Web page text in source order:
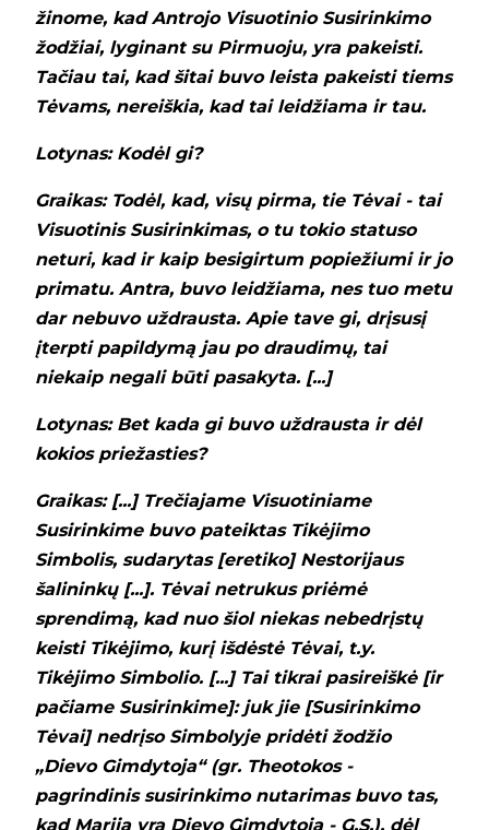
žinome, kad Antrojo Visuotinio Susirinkimo
žodžiai, lyginant su Pirmuoju, yra pakeisti.
Tačiau tai, kad šitai buvo leista pakeisti tiems
Tėvams, nereiškia, kad tai leidžiama ir tau.
Lotynas: Kodėl gi?
Graikas: Todėl, kad, visų pirma, tie Tėvai - tai
Visuotinis Susirinkimas, o tu tokio statuso
neturi, kad ir kaip besigirtum popiežiumi ir jo
primatu. Antra, buvo leidžiama, nes tuo metu
dar nebuvo uždrausta. Apie tave gi, drįsusį
įterpti papildymą jau po draudimų, tai
niekaip negali būti pasakyta. [...]
Lotynas: Bet kada gi buvo uždrausta ir dėl
kokios priežasties?
Graikas: [...] Trečiajame Visuotiniame
Susirinkime buvo pateiktas Tikėjimo
Simbolis, sudarytas [eretiko] Nestorijaus
šalininkų [...]. Tėvai netrukus priėmė
sprendimą, kad nuo šiol niekas nebedrįstų
keisti Tikėjimo, kurį išdėstė Tėvai, t.y.
Tikėjimo Simbolio. [...] Tai tikrai pasireiškė [ir
pačiame Susirinkime]: juk jie [Susirinkimo
Tėvai] nedrįso Simbolyje pridėti žodžio
„Dievo Gimdytoja“ (gr. Theotokos -
pagrindinis susirinkimo nutarimas buvo tas,
kad Marija yra Dievo Gimdytoja - G.S.), dėl